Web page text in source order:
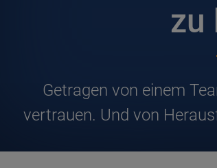
zu
Getragen von einem
vertrauen. Und von